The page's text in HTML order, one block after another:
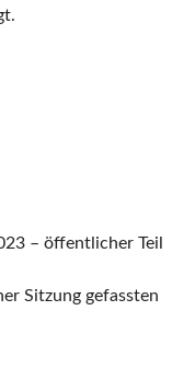
– öffentlicher Teil
Sitzung gefassten